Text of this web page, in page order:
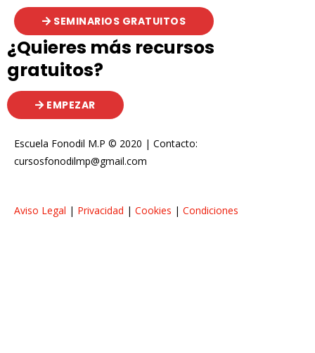
SEMINARIOS GRATUITOS
¿Quieres más recursos
gratuitos?
EMPEZAR
Escuela Fonodil M.P © 2020 | Contacto:
cursosfonodilmp@gmail.com
Aviso Legal | Privacidad | Cookies | Condiciones